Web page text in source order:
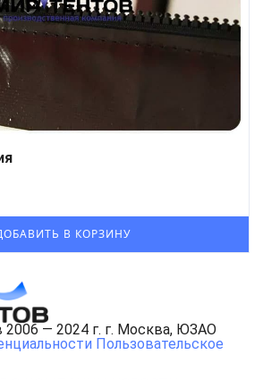
— 2024 г. г. Москва, ЮЗАО
Пользовательское